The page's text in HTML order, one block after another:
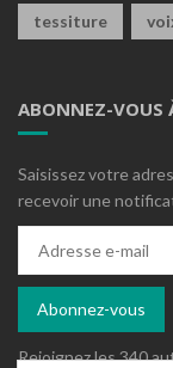
tessiture
ABONNEZ-VOUS
Saisissez votre
recevoir une
mail
Abonnez-vous
Rejoignez les 340